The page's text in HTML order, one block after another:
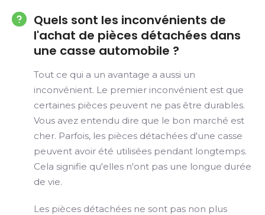
Quels sont les inconvénients de
l'achat de pièces détachées dans
une casse automobile ?
Tout ce qui a un avantage a aussi un
inconvénient. Le premier inconvénient est que
certaines pièces peuvent ne pas être durables.
Vous avez entendu dire que le bon marché est
cher. Parfois, les pièces détachées d'une casse
peuvent avoir été utilisées pendant longtemps.
Cela signifie qu'elles n'ont pas une longue durée
de vie.
Les pièces détachées ne sont pas non plus